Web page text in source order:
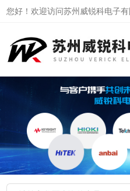
您好！欢迎访问苏州威锐科电子有